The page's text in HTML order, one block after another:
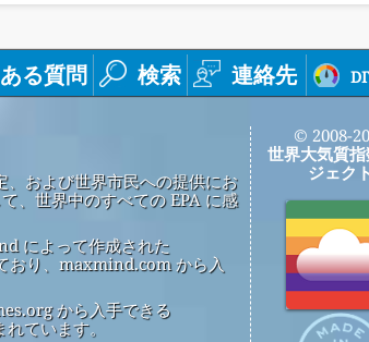
る質問 検索 連絡先
、および世界市民への提供にお
、世界中のすべての EPA に感
によって作成された
おり、maxmind.com から入
から入手できる
ています。
© 2008-
世界大気質指
ジェクト